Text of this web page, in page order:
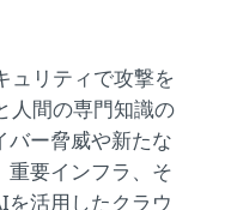
ュリティで攻撃を
人間の専門知識の
バー脅威や新たな
重要インフラ、そ
を活用したクラウ